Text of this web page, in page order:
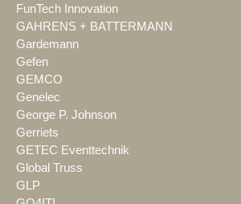
FunTech Innovation
GAHRENS + BATTERMANN
Gardemann
Gefen
GEMCO
Genelec
George P. Johnson
Gerriets
GETEC Eventtechnik
Global Truss
GLP